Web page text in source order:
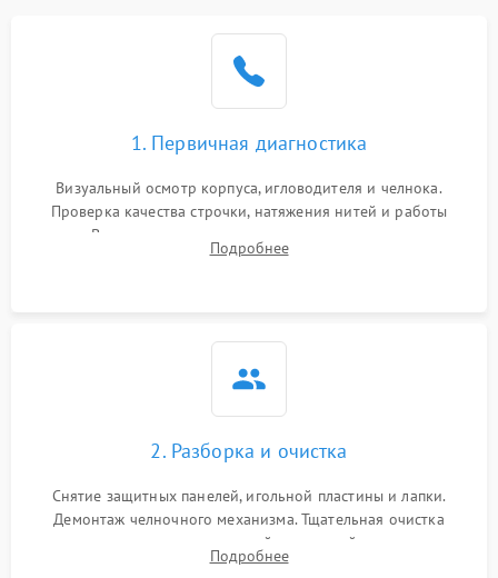
1. Первичная диагностика
Визуальный осмотр корпуса, игловодителя и челнока.
Проверка качества строчки, натяжения нитей и работы
педали. Выявление посторонних стуков, пропусков стежков,
обрывов нити или заклинивания механизмов на тестовом
Подробнее
2. Разборка и очистка
Снятие защитных панелей, игольной пластины и лапки.
Демонтаж челночного механизма. Тщательная очистка
внутренних узлов от скопившейся тканевой пыли, очесов,
остатков старой смазки и обрывков нитей с помощью
Подробнее